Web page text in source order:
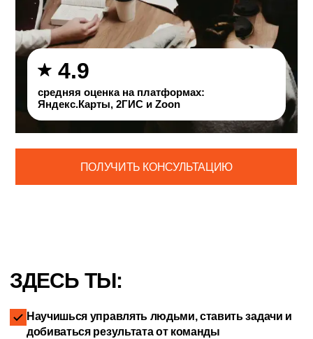
4.9
ЗДЕСЬ ТЫ:
Научишься управлять людьми, ставить задачи и
добиваться результата от команды